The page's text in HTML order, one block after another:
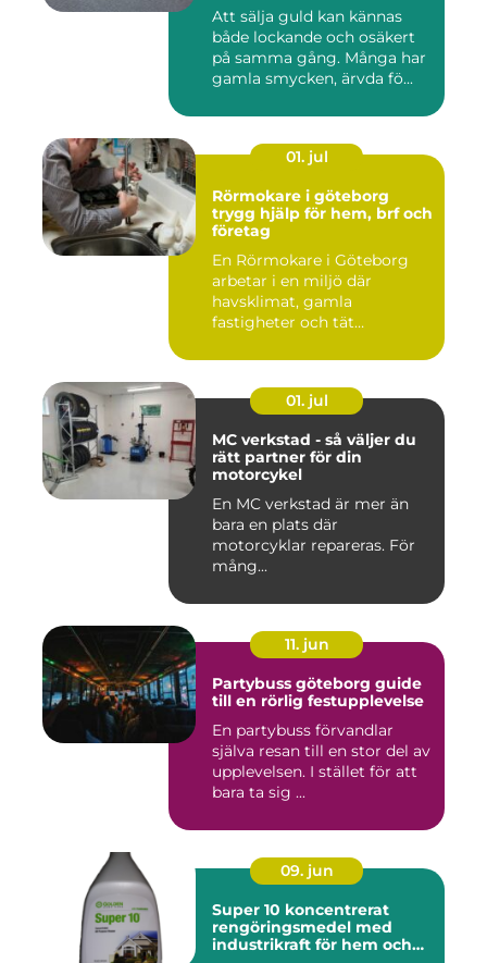
Att sälja guld kan kännas
både lockande och osäkert
på samma gång. Många har
gamla smycken, ärvda fö...
01. jul
Rörmokare i göteborg
trygg hjälp för hem, brf och
företag
En Rörmokare i Göteborg
arbetar i en miljö där
havsklimat, gamla
fastigheter och tät
01. jul
MC verkstad - så väljer du
rätt partner för din
motorcykel
En MC verkstad är mer än
bara en plats där
motorcyklar repareras. För
mång...
11. jun
Partybuss göteborg guide
till en rörlig festupplevelse
En partybuss förvandlar
själva resan till en stor del av
upplevelsen. I stället för att
bara ta sig ...
09. jun
Super 10 koncentrerat
rengöringsmedel med
industrikraft för hem och